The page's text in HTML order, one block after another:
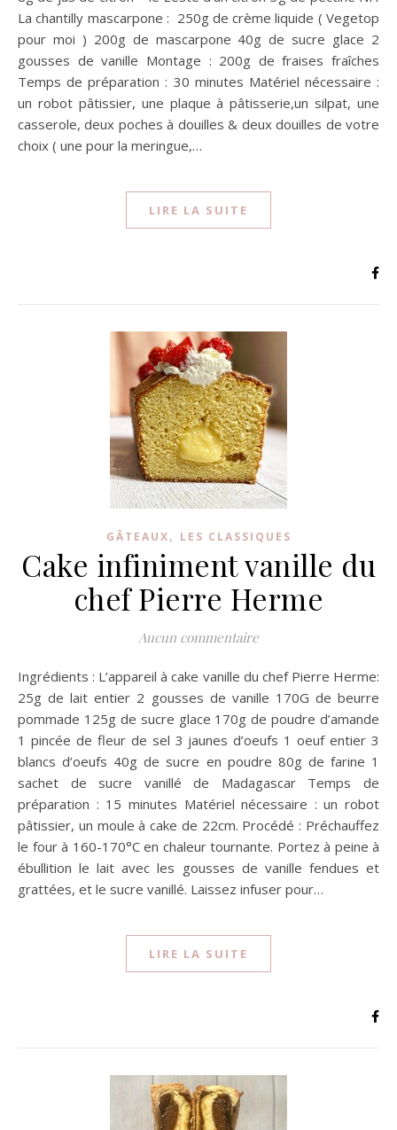
La chantilly mascarpone : 250g de crème liquide ( Vegetop
pour moi ) 200g de mascarpone 40g de sucre glace 2
gousses de vanille Montage : 200g de fraises fraîches
Temps de préparation : 30 minutes Matériel nécessaire :
un robot pâtissier, une plaque à pâtisserie,un silpat, une
casserole, deux poches à douilles & deux douilles de votre
choix ( une pour la meringue,…
LIRE LA SUITE
GÂTEAUX, LES CLASSIQUES
Cake infiniment vanille du
chef Pierre Herme
Aucun commentaire
Ingrédients : L’appareil à cake vanille du chef Pierre Herme:
25g de lait entier 2 gousses de vanille 170G de beurre
pommade 125g de sucre glace 170g de poudre d’amande
1 pincée de fleur de sel 3 jaunes d’oeufs 1 oeuf entier 3
blancs d’oeufs 40g de sucre en poudre 80g de farine 1
sachet de sucre vanillé de Madagascar Temps de
préparation : 15 minutes Matériel nécessaire : un robot
pâtissier, un moule à cake de 22cm. Procédé : Préchauffez
le four à 160-170°C en chaleur tournante. Portez à peine à
ébullition le lait avec les gousses de vanille fendues et
grattées, et le sucre vanillé. Laissez infuser pour…
LIRE LA SUITE